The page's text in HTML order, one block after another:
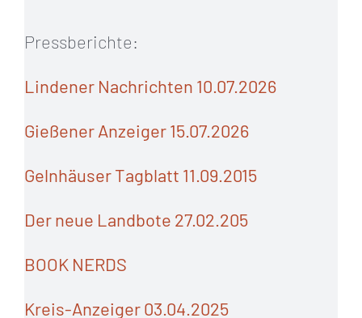
Pressberichte:
Lindener Nachrichten 10.07.2026
Gießener Anzeiger 15.07.2026
Gelnhäuser Tagblatt 11.09.2015
Der neue Landbote 27.02.205
BOOK NERDS
Kreis-Anzeiger 03.04.2025